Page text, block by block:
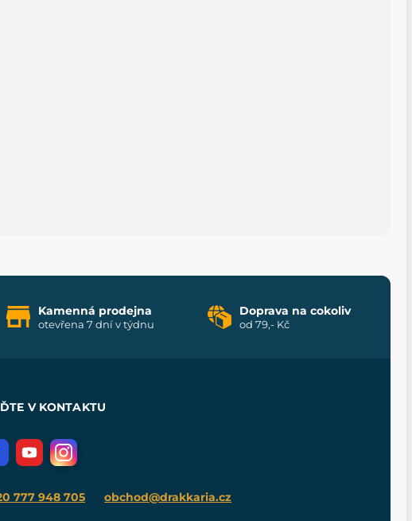
Kamenná prodejna
otevřena 7 dní v týdnu
Doprava na cokoliv
od 79,- Kč
V KONTAKTU
777 948 705 obchod@drakkaria.cz